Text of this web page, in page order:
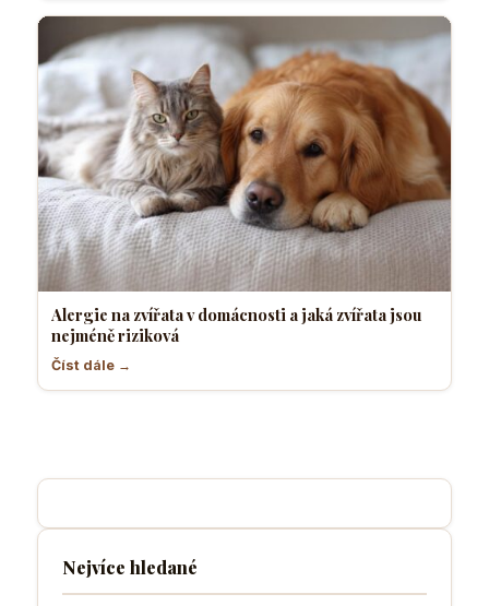
Alergie na zvířata v domácnosti a jaká zvířata jsou
nejméně riziková
Číst dále →
Nejvíce hledané